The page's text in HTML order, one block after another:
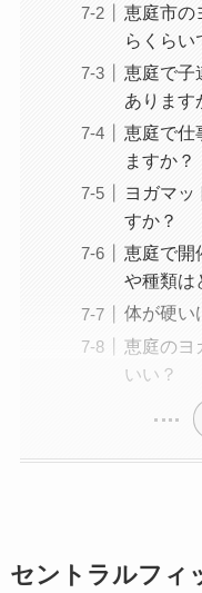
恵庭市の
らくらい
恵庭で子
あります
恵庭で仕
ますか？
ヨガマッ
すか？
恵庭で開
や種類は
体が硬い
恵庭のヨ
いい？
セントラルフィ